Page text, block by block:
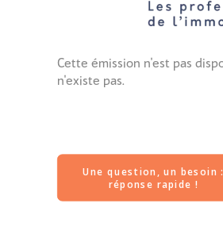
Une question, un besoin :
réponse rapide !